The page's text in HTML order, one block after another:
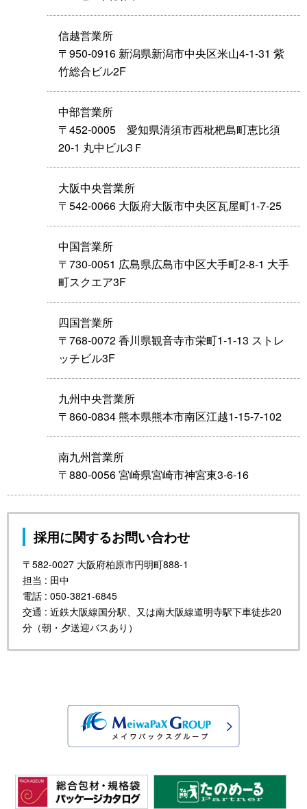
信越営業所
〒950-0916 新潟県新潟市中央区米山4-1-31 紫
竹総合ビル2F
中部営業所
〒452-0005 愛知県清須市西枇杷島町恵比須
20-1 丸中ビル3Ｆ
大阪中央営業所
〒542-0066 大阪府大阪市中央区瓦屋町1-7-25
中国営業所
〒730-0051 広島県広島市中区大手町2-8-1 大手
町スクエア3F
四国営業所
〒768-0072 香川県観音寺市栄町1-1-13 ストレ
ッチビル3F
九州中央営業所
〒860-0834 熊本県熊本市南区江越1-15-7-102
南九州営業所
〒880-0056 宮崎県宮崎市神宮東3-6-16
採用に関するお問い合わせ
〒582-0027 大阪府柏原市円明町888-1
担当 : 田中
電話 : 050-3821-6845
交通 : 近鉄大阪線国分駅、又は南大阪線道明寺駅下車徒歩20
分（朝・夕送迎バスあり）